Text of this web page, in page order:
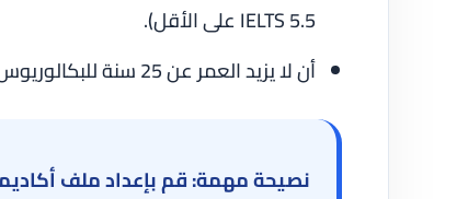
IELTS 5.5 على الأقل).
أن لا يزيد العمر عن 25 سنة للبكالوريوس، و35 سنة للماجستير، و40 سنة للدكتوراه.
نصيحة مهمة: قم بإعداد ملف